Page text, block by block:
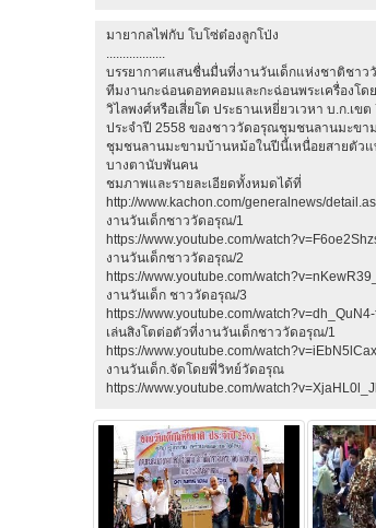
มายากลไพ่กับ โบโซ่ต๋องลูกโป่ง
บรรยากาศแสนชื่นมื่นที่งานวันเด็กแห่งชาติชา
ทีมงานกะฉ่อนดอทคอมและกะฉ่อนพระเครื่อง
วิไลพงศ์หรือเสี่ยโต ประธานเหยี่ยวเวหา บ.ก.เ
ประจำปี 2558 ของชาววัดอรุณชุมชนลานมะขา
ชุมชนลานมะขามบ้านหม้อในปีนี้เหนื่อยสายตัวแ
บางตานับพันคน
ชมภาพและรายละเอียดทั้งหมดได้ที่
http://www.kachon.com/generalnews/
งานวันเด็กชาววัดอรุณ/1
https://www.youtube.com/
งานวันเด็กชาววัดอรุณ/2
https://www.youtube.com/
งานวันเด็ก ชาววัดอรุณ/3
https://www.youtube.com/
เล่นสิงโตต่อตัวที่งานวันเด็กชาววัดอรุณ/1
https://www.youtube.com/
งานวันเด็ก.จัดโดยพี่วิทย์วัดอรุณ
https://www.youtube.com/